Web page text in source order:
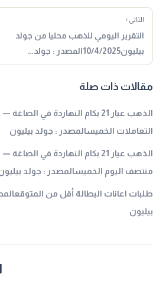
التالي ›
التقرير اليومي للذهب محليا من جولد
بيليون10/4/2025المصدر : جولد…
مقالات ذات صلة
الذهب عيار 21 بكام النهاردة في
التعاملات الخميسالمصدر : جولد بيليون
الذهب عيار 21 بكام النهاردة في
منتصف اليوم الخميسالمصدر : جولد
طلبات اعانات البطالة أقل من
بيليون